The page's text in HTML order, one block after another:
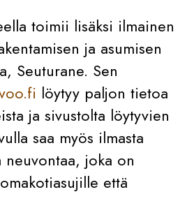
toimii lisäksi ilmainen
ja asumisen
Seuturane. Sen
löytyy paljon tietoa
ja sivustolta löytyvien
saa myös ilmasta
neuvontaa, joka on
että